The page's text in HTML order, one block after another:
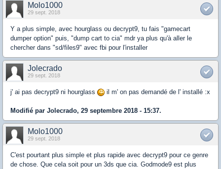
Molo1000
29 sept. 2018
Y a plus simple, avec hourglass ou decrypt9, tu fais "gamecart
dumper option" puis, "dump cart to cia" mdr ya plus qu'à aller le
chercher dans "sd/files9" avec fbi pour l'installer
Jolecrado
29 sept. 2018
j' ai pas decrypt9 ni hourglass il m' on pas demandé de l' installé :x
Modifié par Jolecrado, 29 septembre 2018 - 15:37.
Molo1000
29 sept. 2018
C'est pourtant plus simple et plus rapide avec decrypt9 pour ce genre
de chose. Que cela soit pour un 3ds que cia. Godmode9 est plus